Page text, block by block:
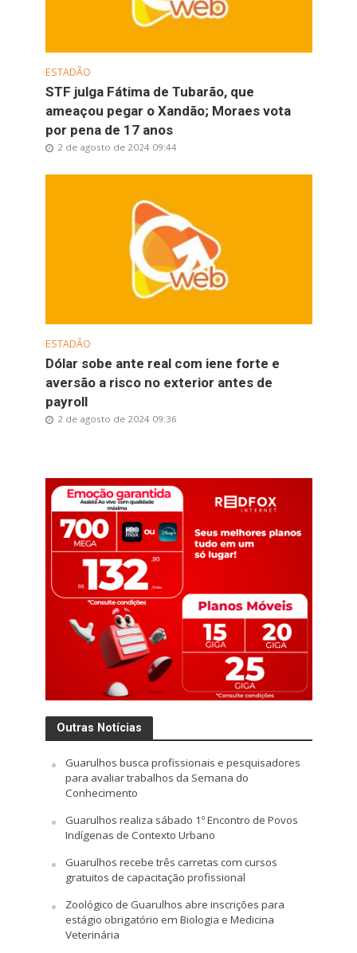
ESTADÃO
STF julga Fátima de Tubarão, que
ameaçou pegar o Xandão; Moraes vota
por pena de 17 anos
2 de agosto de 2024 09:44
ESTADÃO
Dólar sobe ante real com iene forte e
aversão a risco no exterior antes de
payroll
2 de agosto de 2024 09:36
Outras Notícias
Guarulhos busca profissionais e pesquisadores
para avaliar trabalhos da Semana do
Conhecimento
Guarulhos realiza sábado 1º Encontro de Povos
Indígenas de Contexto Urbano
Guarulhos recebe três carretas com cursos
gratuitos de capacitação profissional
Zoológico de Guarulhos abre inscrições para
estágio obrigatório em Biologia e Medicina
Veterinária